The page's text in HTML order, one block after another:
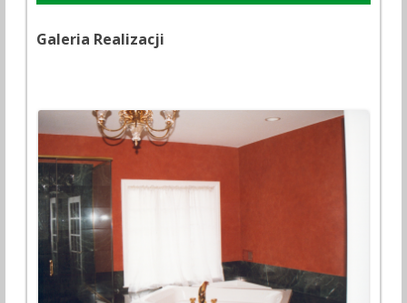
Galeria Realizacji